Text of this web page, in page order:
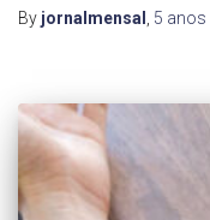
By jornalmensal , 5 anos